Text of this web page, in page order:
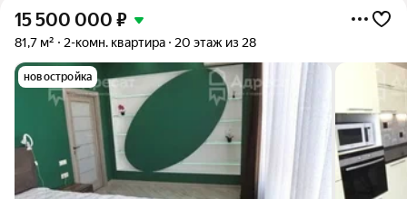
15 500 000 ₽
81,7 м² 2-комн. квартира 20 этаж из 28
новостройка